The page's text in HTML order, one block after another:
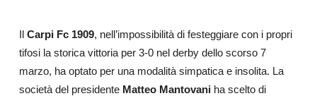
Il Carpi Fc 1909, nell’impossibilità di festeggiare con i propri
tifosi la storica vittoria per 3-0 nel derby dello scorso 7
marzo, ha optato per una modalità simpatica e insolita. La
società del presidente Matteo Mantovaniha scelto di